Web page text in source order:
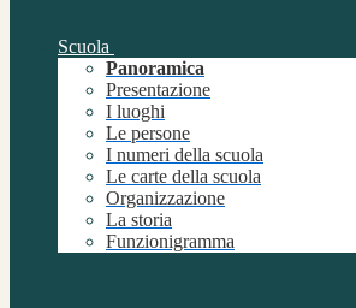
Scuola
Panoramica
Presentazione
I luoghi
Le persone
I numeri della scuola
Le carte della scuola
Organizzazione
La storia
Funzionigramma